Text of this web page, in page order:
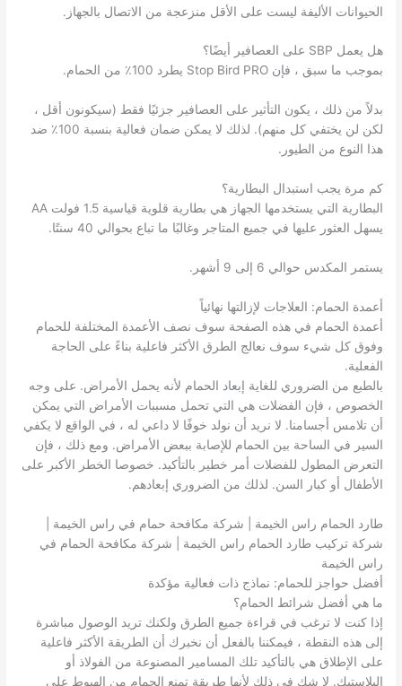
الحيوانات الأليفة ليست على الأقل منزعجة من الاتصال بالجهاز.
هل يعمل SBP على العصافير أيضًا؟
بموجب ما سبق ، فإن Stop Bird PRO يطرد 100٪ من الحمام.
بدلاً من ذلك ، يكون التأثير على العصافير جزئيًا فقط (سيكونون أقل ،
لكن لن يختفي كل منهم). لذلك لا يمكن ضمان فعالية بنسبة 100٪ ضد
هذا النوع من الطيور.
كم مرة يجب استبدال البطارية؟
البطارية التي يستخدمها الجهاز هي بطارية قلوية قياسية 1.5 فولت AA
يسهل العثور عليها في جميع المتاجر وغالبًا ما تباع بحوالي 40 سنتًا.
يستمر المكدس حوالي 6 إلى 9 أشهر.
أعمدة الحمام: العلاجات لإزالتها نهائياً
أعمدة الحمام في هذه الصفحة سوف نصف الأعمدة المختلفة للحمام
وفوق كل شيء سوف نعالج الطرق الأكثر فاعلية بناءً على الحاجة
الفعلية.
بالطبع من الضروري للغاية إبعاد الحمام لأنه يحمل الأمراض. على وجه
الخصوص ، فإن الفضلات هي التي تحمل مسببات الأمراض التي يمكن
أن تلامس أجسامنا. لا نريد أن نولد خوفًا لا داعي له ، في الواقع لا يكفي
السير في الساحة بين الحمام للإصابة ببعض الأمراض. ومع ذلك ، فإن
التعرض المطول للفضلات أمر خطير بالتأكيد. خصوصا الخطر الأكبر على
الأطفال أو كبار السن. لذلك من الضروري إبعادهم.
طارد الحمام راس الخيمة | شركة مكافحة حمام في راس الخيمة |
شركة تركيب طارد الحمام راس الخيمة | شركة مكافحة الحمام في
راس الخيمة
أفضل حواجز للحمام: نماذج ذات فعالية مؤكدة
ما هي أفضل شرائط الحمام؟
إذا كنت لا ترغب في قراءة جميع الطرق ولكنك تريد الوصول مباشرة
إلى هذه النقطة ، فيمكننا بالفعل أن نخبرك أن الطريقة الأكثر فاعلية
على الإطلاق هي بالتأكيد تلك المسامير المصنوعة من الفولاذ أو
البلاستيك. لا شك في ذلك لأنها طريقة تمنع الحمام من الهبوط على